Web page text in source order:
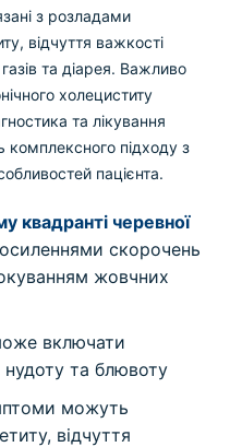
з розладами
відчуття важкості
та діарея. Важливо
холециститу
та лікування
підходу з
пацієнта.
квадранті черевної
скорочень
жовчних
включати
нудоту та блювоту
можуть
відчуття